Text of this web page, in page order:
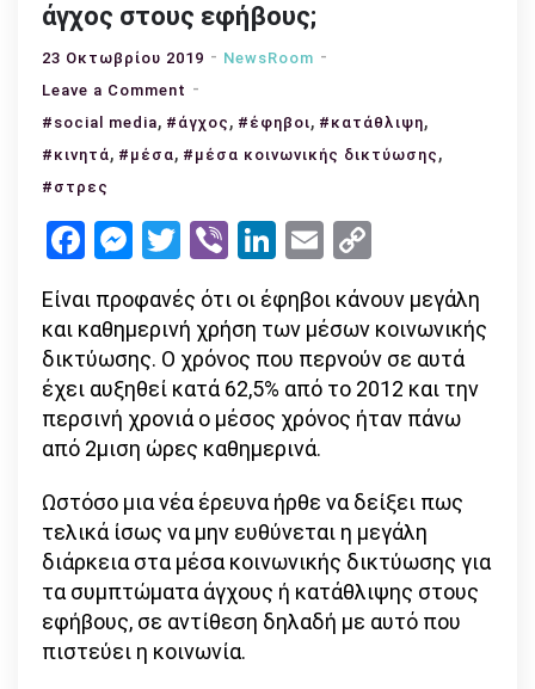
άγχος στους εφήβους;
23 Οκτωβρίου 2019
NewsRoom
Leave a Comment on
Έρευνα:
τα
αυξάνουν
άγχος
στους
εφήβους;
#social media, #άγχος , #έφηβοι, #κατάθλιψη,
#κινητά, #μέσα, #μέσα κοινωνικής δικτύωσης ,
#στρες
Facebook
Messenger
Twitter
ViberLinkedIn
Email
Είναι προφανές ότι οι έφηβοι κάνουν μεγάλη
και καθημερινή χρήση των μέσων κοινωνικής
δικτύωσης. Ο χρόνος που περνούν σε αυτά
έχει αυξηθεί κατά 62,5% από το 2012 και την
περσινή χρονιά ο μέσος χρόνος ήταν πάνω
από 2μιση ώρες καθημερινά.
Ωστόσο μια νέα έρευνα ήρθε να δείξει πως
τελικά ίσως να μην ευθύνεται η μεγάλη
διάρκεια στα μέσα κοινωνικής δικτύωσης για
τα συμπτώματα άγχους ή κατάθλιψης στους
εφήβους, σε αντίθεση δηλαδή με αυτό που
πιστεύει η κοινωνία.